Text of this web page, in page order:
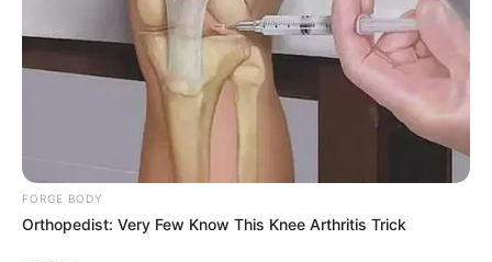
FORGE BODY
Orthopedist: Very Few Know This Knee Arthritis Trick